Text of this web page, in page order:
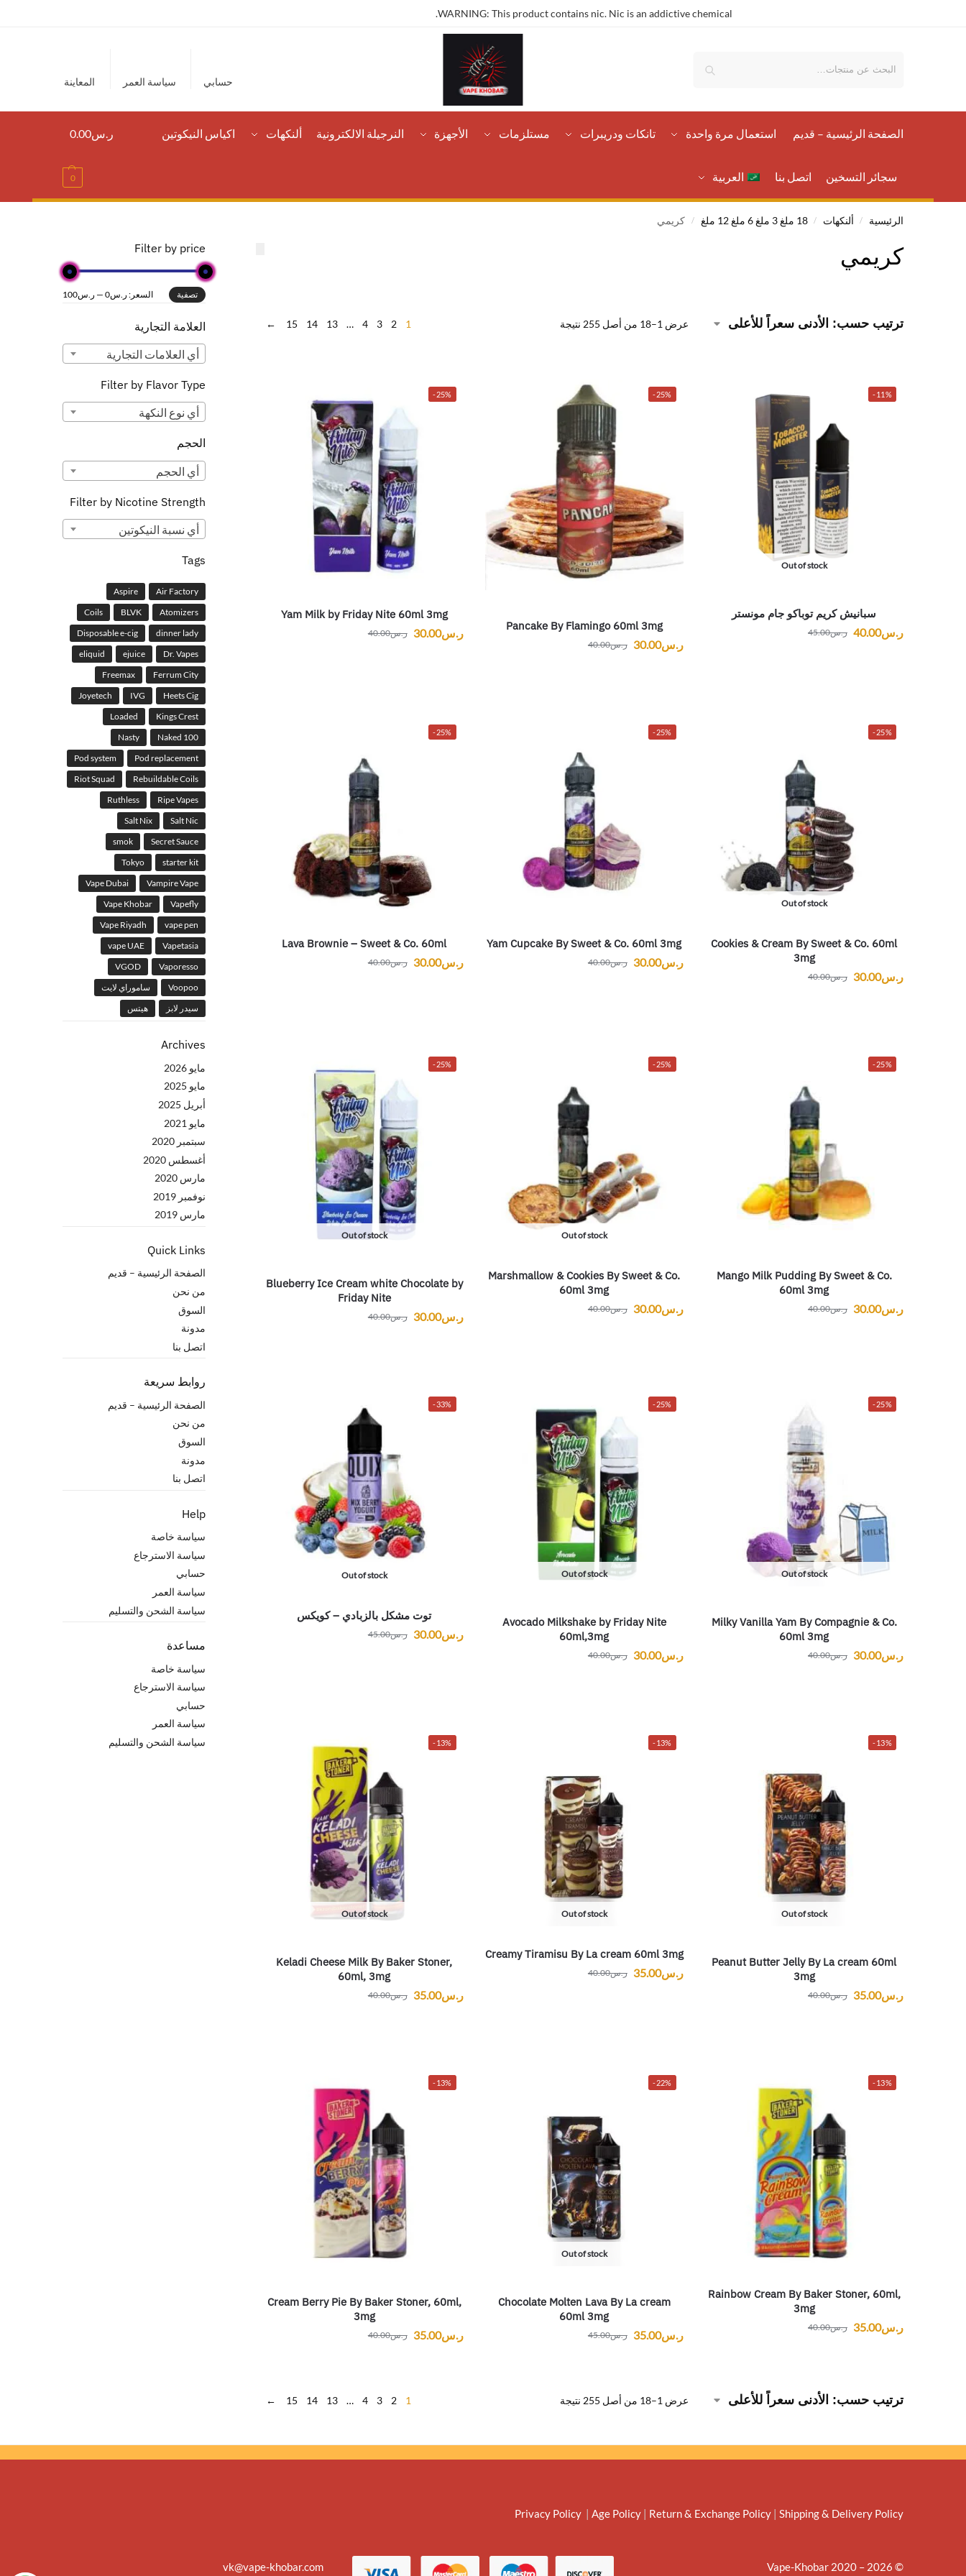
WARNING: This product contains nic. Nic is an addictive chemical.
حسابي سياسة العمر المعاينة
الصفحة الرئيسية – قدیم استعمال مرة واحدة تانكات ودريبرات مستلزمات الأجهزة النرجيلة الالكترونية ألنكهات اكياس النيكوتين
سجائر التسخين اتصل بنا العربية
ر.س0.00
0
الرئيسية / ألنكهات / 18 ملغ 3 ملغ 6 ملغ 12 ملغ / كريمي
كريمي
عرض 1–18 من أصل 255 نتيجة 1
2
3
4
…
13
14
15
←
-11%
Out of stock
سبانيش كريم توباكو جام مونستر
ر.س45.00 ر.س40.00
-25%
Pancake By Flamingo 60ml 3mg
ر.س40.00 ر.س30.00
-25%
Yam Milk by Friday Nite 60ml 3mg
ر.س40.00 ر.س30.00
-25%
Out of stock
Cookies & Cream By Sweet & Co. 60ml
3mg
ر.س40.00 ر.س30.00
-25%
Yam Cupcake By Sweet & Co. 60ml 3mg
ر.س40.00 ر.س30.00
-25%
Lava Brownie – Sweet & Co. 60ml
ر.س40.00 ر.س30.00
-25%
Mango Milk Pudding By Sweet & Co.
60ml 3mg
ر.س40.00 ر.س30.00
-25%
Out of stock
Marshmallow & Cookies By Sweet & Co.
60ml 3mg
ر.س40.00 ر.س30.00
-25%
Out of stock
Blueberry Ice Cream white Chocolate by
Friday Nite
ر.س40.00 ر.س30.00
-25%
Out of stock
Milky Vanilla Yam By Compagnie & Co.
60ml 3mg
ر.س40.00 ر.س30.00
-25%
Out of stock
Avocado Milkshake by Friday Nite
60ml,3mg
ر.س40.00 ر.س30.00
-33%
Out of stock
توت مشكل بالزبادي – كويكس
ر.س45.00 ر.س30.00
-13%
Out of stock
Peanut Butter Jelly By La cream 60ml
3mg
ر.س40.00 ر.س35.00
-13%
Out of stock
Creamy Tiramisu By La cream 60ml 3mg
ر.س40.00 ر.س35.00
-13%
Out of stock
Keladi Cheese Milk By Baker Stoner,
60ml, 3mg
ر.س40.00 ر.س35.00
-13%
Rainbow Cream By Baker Stoner, 60ml,
3mg
ر.س40.00 ر.س35.00
-22%
Out of stock
Chocolate Molten Lava By La cream
60ml 3mg
ر.س45.00 ر.س35.00
-13%
Cream Berry Pie By Baker Stoner, 60ml,
3mg
ر.س40.00 ر.س35.00
عرض 1–18 من أصل 255 نتيجة 1
2
3
4
…
13
14
15
←
Filter by price
تصفية السعر: ر.س0 — ر.س100
العلامة التجارية
أي ‏العلامات التجارية
Filter by Flavor Type
أي ‏نوع النكهة
الحجم
أي ‏الحجم
Filter by Nicotine Strength
أي ‏نسبة النيكوتين
Tags
Air Factory
Aspire
Atomizers
BLVK
Coils
dinner lady
Disposable e-cig
Dr. Vapes
ejuice
eliquid
Ferrum City
Freemax
Heets Cig
IVG
Joyetech
Kings Crest
Loaded
Naked 100
Nasty
Pod replacement
Pod system
Rebuildable Coils
Riot Squad
Ripe Vapes
Ruthless
Salt Nic
Salt Nix
Secret Sauce
smok
starter kit
Tokyo
Vampire Vape
Vape Dubai
Vapefly
Vape Khobar
vape pen
Vape Riyadh
Vapetasia
vape UAE
Vaporesso
VGOD
Voopoo
ساموراي لايت
سيدر لابز
هيتس
Archives
مايو 2026
مايو 2025
أبريل 2025
مايو 2021
سبتمبر 2020
أغسطس 2020
مارس 2020
نوفمبر 2019
مارس 2019
Quick Links
الصفحة الرئيسية – قدیم
من نحن
السوق
مدونة
اتصل بنا
روابط سريعة
الصفحة الرئيسية – قدیم
من نحن
السوق
مدونة
اتصل بنا
Help
سياسة خاصة
سياسة الاسترجاع
حسابي
سياسة العمر
سياسة الشحن والتسليم
مساعدة
سياسة خاصة
سياسة الاسترجاع
حسابي
سياسة العمر
سياسة الشحن والتسليم
Privacy Policy Age Policy Return & Exchange Policy Shipping & Delivery Policy
© Vape-Khobar 2020 – 2026
vk@vape-khobar.com